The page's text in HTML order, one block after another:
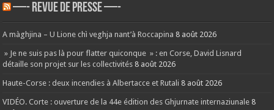
—- REVUE DE PRESSE —-
A màghjina – U Lione chì veghja nant’à Roccapina 8 août 2026
» Je ne suis pas là pour flatter quiconque » : en Corse, David Lisnard
détaille son projet sur les collectivités 8 août 2026
Haute-Corse : deux incendies à Albertacce et Rutali 8 août 2026
VIDÉO. Corte : ouverture de la 44e édition des Ghjurnate internaziunale 8